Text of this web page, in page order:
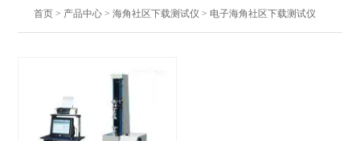
首页 > 产品中心 >海角社区下载测试仪 > 电子海角社区下载测试仪